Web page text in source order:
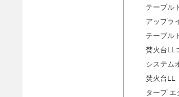
テーブル
アップラ
テーブル
焚火台LL
システム
焚火台LL
タープ